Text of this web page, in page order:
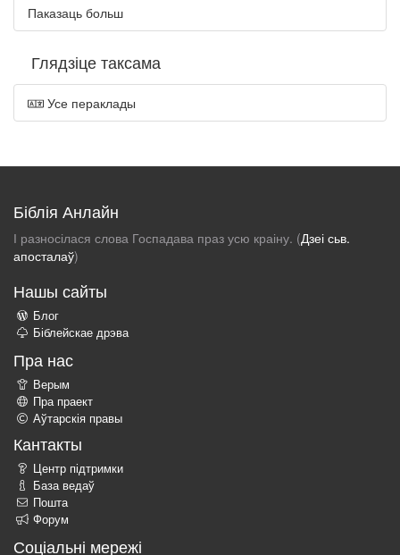
Паказаць больш
Глядзіце таксама
Усе пераклады
Біблія Анлайн
І разносілася слова Госпадава праз усю краіну. (Дзеі сьв.
апосталаў)
Нашы сайты
Блог
Біблейскае дрэва
Пра нас
Верым
Пра праект
Аўтарскія правы
Кантакты
Центр підтримки
База ведаў
Пошта
Форум
Соціальні мережі